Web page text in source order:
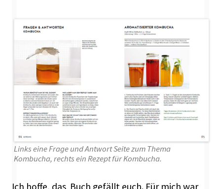
Links eine Frage und Antwort Seite zum Thema
Kombucha, rechts ein Rezept für Kombucha.
Ich hoffe, das Buch gefällt euch. Für mich war